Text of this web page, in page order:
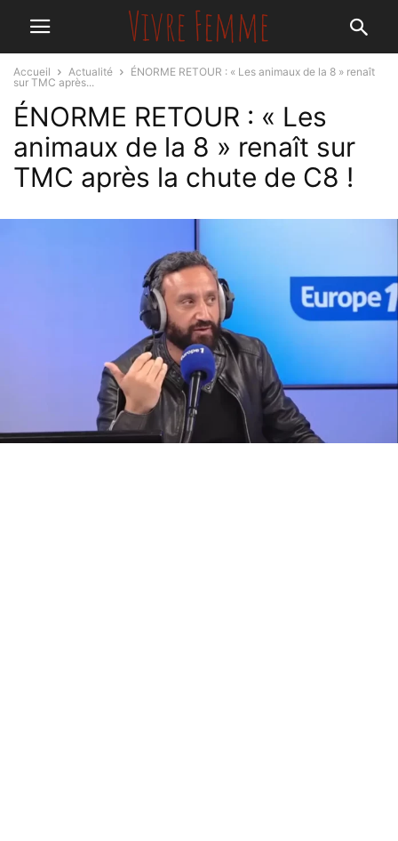
Accueil Actualité
ÉNORME RETOUR : « Les animaux de la 8 » renaît
sur TMC après...
ÉNORME RETOUR : « Les
animaux de la 8 » renaît sur
TMC après la chute de C8 !